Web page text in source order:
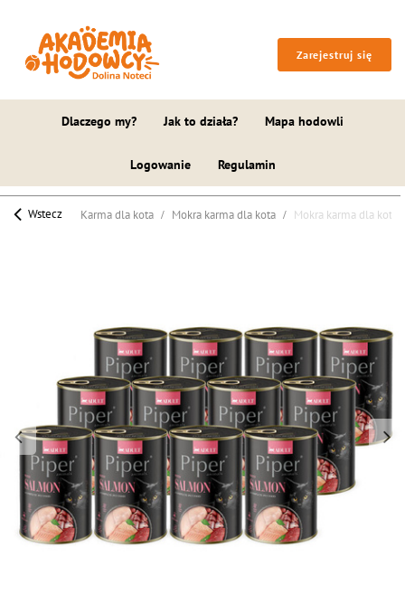
Zarejestruj się
Dlaczego my? Jak to działa? Mapa hodowli
Logowanie Regulamin
Wstecz Karma dla kota Mokra karma dla kota Mokra karma dla kota